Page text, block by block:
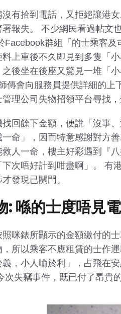
有拾到電話，又拒絕讓港
署報失。 不少網民看過帖文
Facebook群組「的士乘客
上車後不久即見到多隻「
後坐在後座又驚見一堆「
傳會向服務員提供詳細的
理公司失物招領平台尋找
回餘下金額，便說「沒事
命」，因而特意感謝對方
人一命，樓主好彩遇到『
下次唔好計到咁盡啊」。 有
發現已關門。
: 喺的士度唔見
照咪錶所顯示的金額繳付的
，所以乘客不應租賃的士作
，小人喻於利」，占飛在
次失竊事件，既已付了昂貴